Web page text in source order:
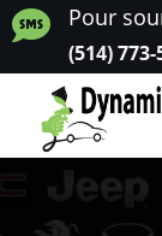
 Pour
(514) 773-